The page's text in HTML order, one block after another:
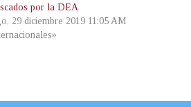
por la DEA
29 diciembre 2019 11:05 AM